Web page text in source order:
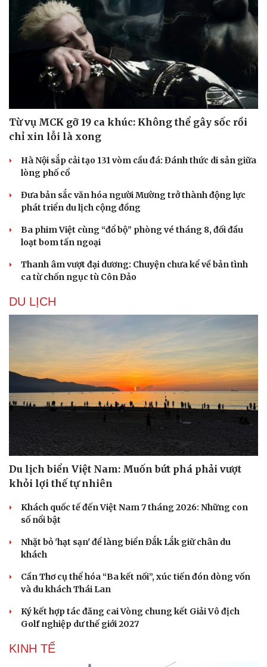
Du lịch
Săn Tour
check-in
Đọc truyện đêm khuya
Hạt giống tâm hồn
Từ vụ MCK gỡ 19 ca khúc: Không thể gây sốc rồi
chỉ xin lỗi là xong
Hà Nội sắp cải tạo 131 vòm cầu đá: Đánh thức di sản giữa
lòng phố cổ
Đưa bản sắc văn hóa người Mường trở thành động lực
phát triển du lịch cộng đồng
Ba phim Việt cùng “đổ bộ” phòng vé tháng 8, đối đầu
loạt bom tấn ngoại
Thanh âm vượt đại dương: Chuyện chưa kể về bản tình
ca từ chốn ngục tù Côn Đảo
DU LỊCH
Du lịch biển Việt Nam: Muốn bứt phá phải vượt
khỏi lợi thế tự nhiên
Khách quốc tế đến Việt Nam 7 tháng 2026: Những con
số nổi bật
Nhặt bỏ 'hạt sạn' để làng biển Đắk Lắk giữ chân du
khách
Cần Thơ cụ thể hóa “Ba kết nối”, xúc tiến đón dòng vốn
và du khách Thái Lan
Ký kết hợp tác đăng cai Vòng chung kết Giải Vô địch
Golf nghiệp dư thế giới 2027
KINH TẾ